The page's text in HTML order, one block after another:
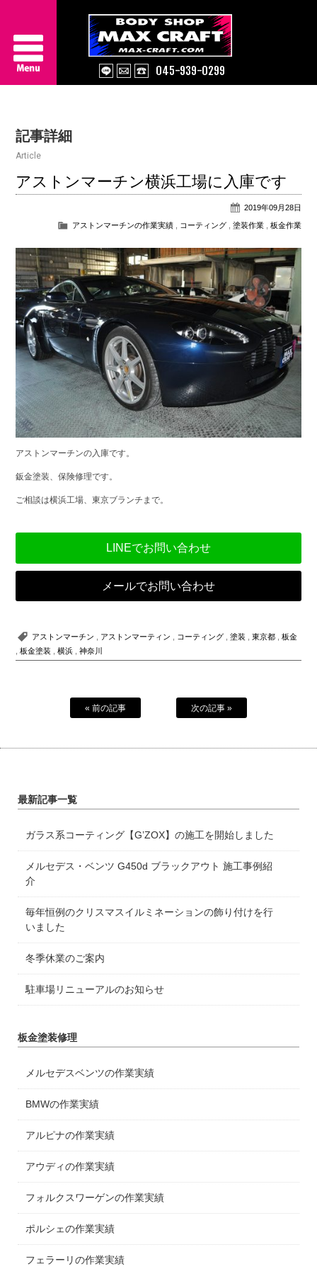
045-939-0299
About Us
Works
Contact/Access
記事詳細
Article
アストンマーチン横浜工場に入庫です
2019年09月28日
アストンマーチンの作業実績, コーティング, 塗装作業, 板金作業
アストンマーチンの入庫です。
鈑金塗装、保険修理です。
ご相談は横浜工場、東京ブランチまで。
LINEでお問い合わせ
メールでお問い合わせ
アストンマーチン アストンマーティン コーティング ,塗装 東京都, 板金
,板金塗装 ,横浜 ,神奈川
« 前の記事 次の記事 »
最新記事一覧
ガラス系コーティング【G’ZOX】の施工を開始しました
メルセデス・ベンツ G450d ブラックアウト 施工事例紹
介
毎年恒例のクリスマスイルミネーションの飾り付けを行
いました
冬季休業のご案内
駐車場リニューアルのお知らせ
板金塗装修理
メルセデスベンツの作業実績
BMWの作業実績
アルピナの作業実績
アウディの作業実績
フォルクスワーゲンの作業実績
ポルシェの作業実績
フェラーリの作業実績